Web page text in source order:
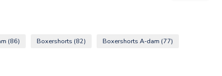
(86) Boxershorts (82) Boxershorts A-dam (77)